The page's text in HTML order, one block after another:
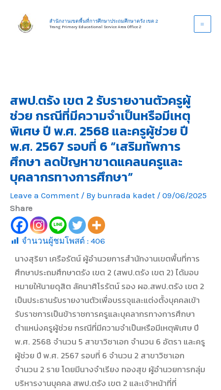
content
สำนักงานเขตพื้นที่การศึกษาประถมศึกษาตรัง เขต 2
Trang Primary Educational Service Area Office 2
สพป.ตรัง เขต 2 รับรายงานตัวครูผู้
ช่วย กรณีที่มีความจำเป็นหรือมีเหตุ
พิเศษ ปี พ.ศ. 2568 และครูผู้ช่วย ปี
พ.ศ. 2567 รอบที่ 6 “เสริมทัพการ
ศึกษา ลดปัญหาขาดแคลนครูและ
บุคลากรทางการศึกษา”
Leave a Comment / By bunrada kadet / 09/06/2025
Share
จำนวนผู้ชมโพสต์ : 406
นางสุริยา เครือรัตน์ ผู้อำนวยการสำนักงานเขตพื้นที่การ
ศึกษาประถมศึกษาตรัง เขต 2 (สพป.ตรัง เขต 2) ได้มอบ
หมายให้นายดุสิต ลัคนาศิโรรัตน์ รอง ผอ.สพป.ตรัง เขต 2
เป็นประธานรับรายงานตัวเพื่อบรรจุและแต่งตั้งบุคคลเข้า
รับราชการเป็นข้าราชการครูและบุคลากรทางการศึกษา
ตำแหน่งครูผู้ช่วย กรณีที่มีความจำเป็นหรือมีเหตุพิเศษ ปี
พ.ศ. 2568 จำนวน 5 สาขาวิชาเอก จำนวน 6 อัตรา และครู
ผู้ช่วย ปี พ.ศ. 2567 รอบที่ 6 จำนวน 2 สาขาวิชาเอก
จำนวน 2 ราย โดยมีนางจำเรียง ทองสุข ผู้อำนวยการกลุ่ม
บริหารงานบุคคล สพป.ตรัง เขต 2 และเจ้าหน้าที่ที่